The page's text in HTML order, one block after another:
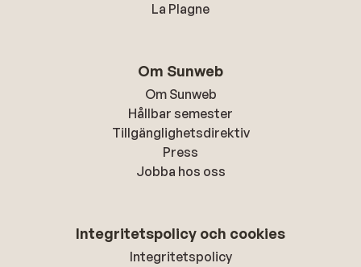
La Plagne
Om Sunweb
Om Sunweb
Hållbar semester
Tillgänglighetsdirektiv
Press
Jobba hos oss
Integritetspolicy och cookies
Integritetspolicy